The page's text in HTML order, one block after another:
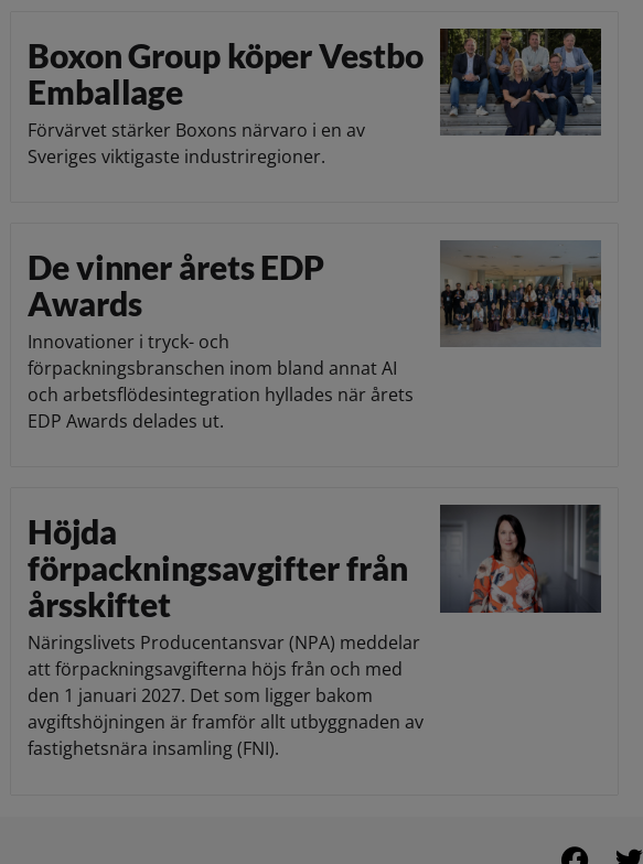
Boxon Group köper Vestbo
Emballage
Förvärvet stärker Boxons närvaro i en av
Sveriges viktigaste industriregioner.
De vinner årets EDP
Awards
Innovationer i tryck- och
förpackningsbranschen inom bland annat AI
och arbetsflödesintegration hyllades när årets
EDP Awards delades ut.
Höjda
förpackningsavgifter från
årsskiftet
Näringslivets Producentansvar (NPA) meddelar
att förpackningsavgifterna höjs från och med
den 1 januari 2027. Det som ligger bakom
avgiftshöjningen är framför allt utbyggnaden av
fastighetsnära insamling (FNI).